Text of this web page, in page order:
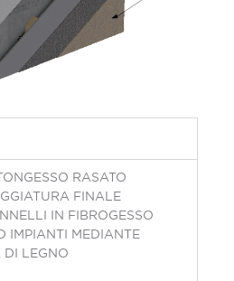
RASATO
FINALE
IN FIBROGESSO
IMPIANTI MEDIANTE
DI LEGNO